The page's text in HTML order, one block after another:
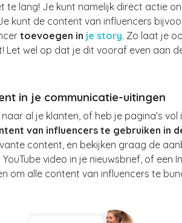
te lang! Je kunt namelijk direct actie
kunt de content van influencers
toevoegen in je story. Zo laat je
Let wel op dat je dit vooraf even aan
in je communicatie-uitingen
al je klanten, of heb je pagina’s
van influencers te gebruiken in
content, en bekijken graag de
video in je nieuwsbrief, of
om alle content van influencers te